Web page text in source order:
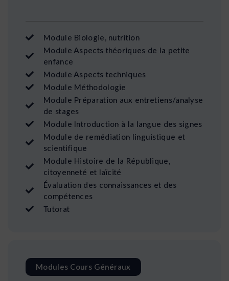
Module Biologie, nutrition
Module Aspects théoriques de la petite
enfance
Module Aspects techniques
Module Méthodologie
Module Préparation aux entretiens/analyse
de stages
Module Introduction à la langue des signes
Module de remédiation linguistique et
scientifique
Module Histoire de la République,
citoyenneté et laïcité
Évaluation des connaissances et des
compétences
Tutorat
Modules Cours Généraux